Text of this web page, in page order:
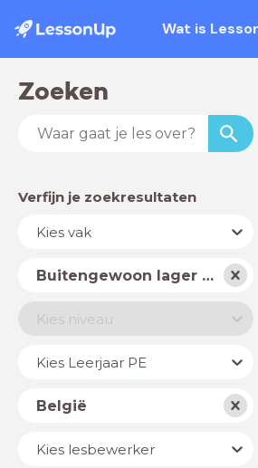
Wat is
Zoeken
Verfijn je zoekresultaten
VakKies vak
Schooltype Buitengewoon lager onderwijs
Niveau
Kies niveau
JaarKies Leerjaar PE
LandBelgië
Lesbewerker
Kies lesbewerker